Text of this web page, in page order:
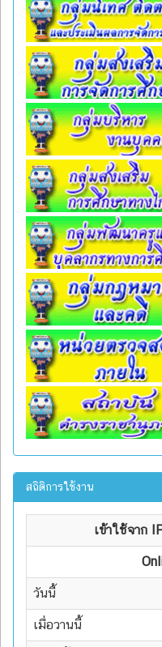
สถิติการใช้งาน
เข้าใช้จาก
วันนี้
เมื่อวานนี้